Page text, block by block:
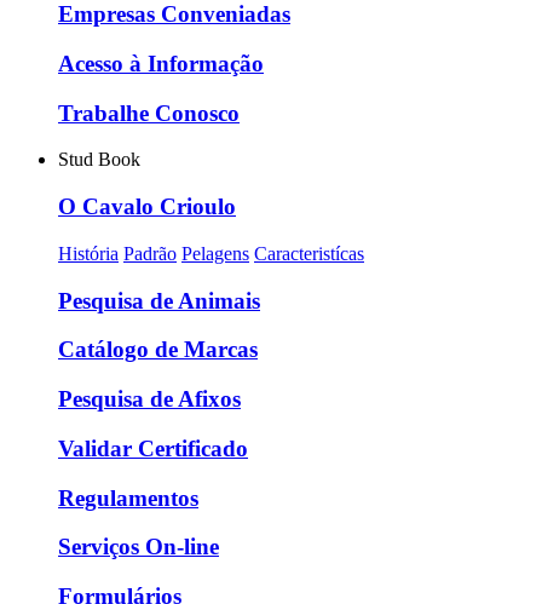
Empresas Conveniadas
Acesso à Informação
Trabalhe Conosco
Stud Book
O Cavalo Crioulo
História Padrão Pelagens Caracteristícas
Pesquisa de Animais
Catálogo de Marcas
Pesquisa de Afixos
Validar Certificado
Regulamentos
Serviços On-line
Formulários